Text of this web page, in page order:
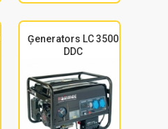
Ģenerators LC 3500
DDC